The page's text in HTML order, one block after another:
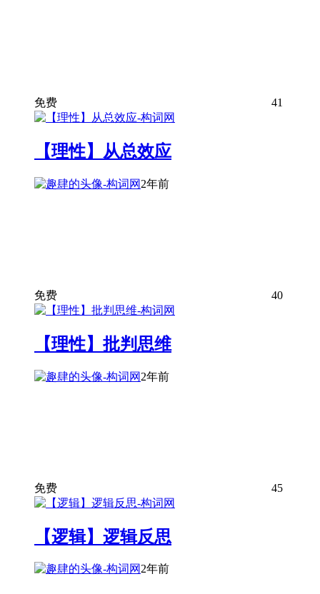
免费 41
【理性】从总效应
2年前
免费 40
【理性】批判思维
2年前
免费 45
【逻辑】逻辑反思
2年前